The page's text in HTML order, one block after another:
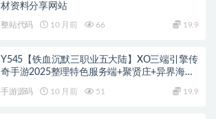
材资料分享网站
整站代码 10 月前 66 19.9
Y545【铁血沉默三职业五大陆】XO三端引擎传
奇手游2025整理特色服务端+聚贤庄+异界海岛
手游源码 10 月前 51 19.9